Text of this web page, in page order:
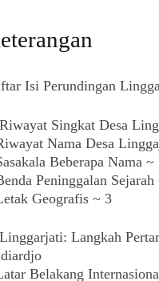
Isi Perundingan
Singkat Desa
Nama Desa
Beberapa Nama ~
Peninggalan Sejarah
Geografis ~ 3
Langkah
Belakang